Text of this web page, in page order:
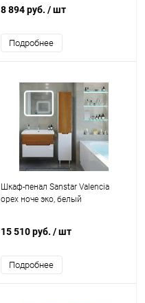
8 894 руб. / шт
Подробнее
Шкаф-пенал Sanstar Valencia
орех ноче эко, белый
15 510 руб. / шт
Подробнее